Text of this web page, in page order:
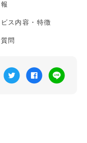
ス内容・特徴
問